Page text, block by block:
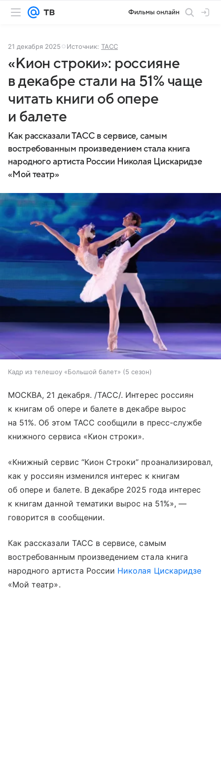
Фильмы онлайн
21 декабря 2025 Источник: ТАСС
«Кион строки»: россияне
в декабре стали на 51% чаще
читать книги об опере
и балете
Как рассказали ТАСС в сервисе, самым
востребованным произведением стала книга
народного артиста России Николая Цискаридзе
«Мой театр»
Кадр из телешоу «Большой балет» (5 сезон)
МОСКВА, 21 декабря. /ТАСС/. Интерес россиян
к книгам об опере и балете в декабре вырос
на 51%. Об этом ТАСС сообщили в пресс-службе
книжного сервиса «Кион строки».
«Книжный сервис “Кион Строки” проанализировал,
как у россиян изменился интерес к книгам
об опере и балете. В декабре 2025 года интерес
к книгам данной тематики вырос на 51%», —
говорится в сообщении.
Как рассказали ТАСС в сервисе, самым
востребованным произведением стала книга
народного артиста России Николая Цискаридзе
«Мой театр».